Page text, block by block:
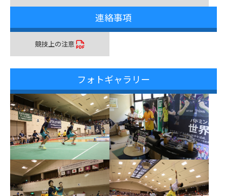
連絡事項
競技上の注意
フォトギャラリー